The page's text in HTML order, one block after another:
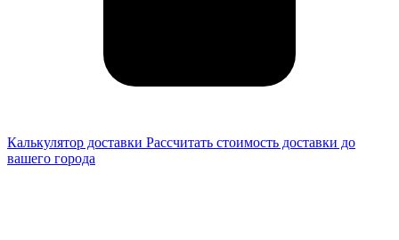
Калькулятор доставки Рассчитать стоимость доставки до
вашего города